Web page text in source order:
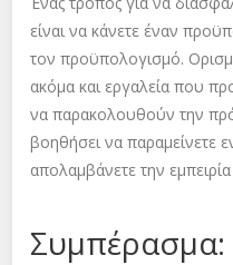
είναι να κάνετε έναν
τον προϋπολογισμό.
ακόμα και εργαλεία που
να παρακολουθούν την
βοηθήσει να παραμείνετε
απολαμβάνετε την